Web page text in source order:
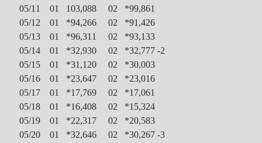
05/11 01 103,088 02 *99,861
05/12 01 *94,266 02 *91,426
05/13 01 *96,311 02 *93,133
05/14 01 *32,930 02 *32,777 -2
05/15 01 *31,120 02 *30,003
05/16 01 *23,647 02 *23,016
05/17 01 *17,769 02 *17,061
05/18 01 *16,408 02 *15,324
05/19 01 *22,317 02 *20,583
05/20 01 *32,646 02 *30,267 -3